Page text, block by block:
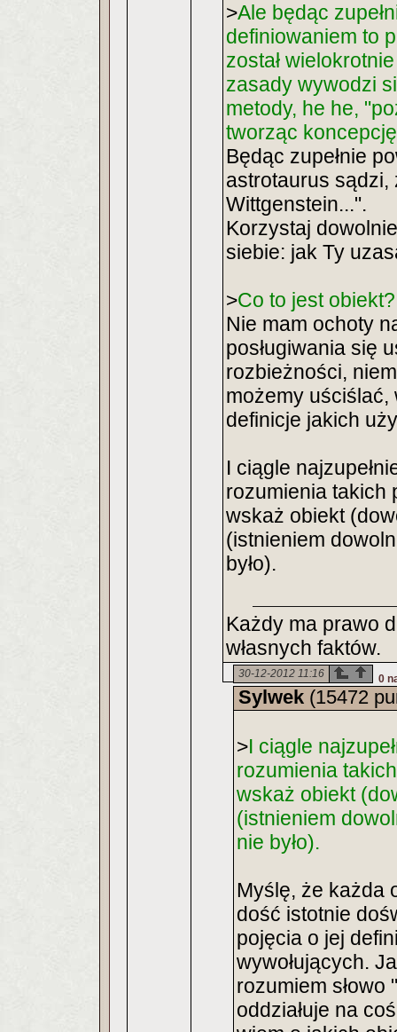
>Ale będąc
definiowaniem to
został
zasady wywodzi
metody, he he,
tworząc
Będąc zupełnie
astrotaurus sądzi,
Wittgenstein...".
Korzystaj
siebie: jak Ty
>Co to jest
Nie mam ochoty
posługiwania się
rozbieżności,
możemy uściślać,
definicje jakich
I ciągle
rozumienia takich
wskaż obiekt
(istnieniem
było).
Każdy ma prawo
własnych faktów.
30-12-2012 11:16 0
Sylwek (15472
>I ciągle
rozumienia
wskaż obiekt
(istnieniem
nie było).
Myślę, że każda
dość istotnie
pojęcia o jej
wywołujących.
rozumiem
oddziałuje na